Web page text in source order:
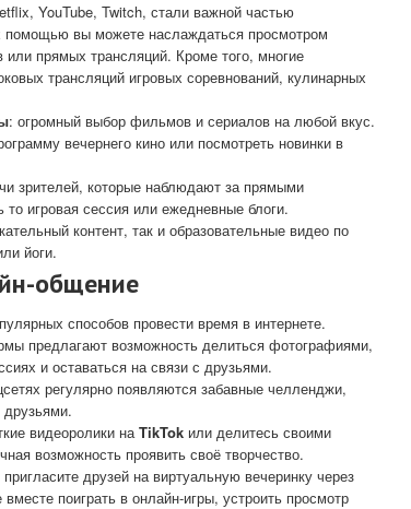
YouTube, Twitch, стали важной частью
помощью вы можете наслаждаться просмотром
прямых трансляций. Кроме того, многие
трансляций игровых соревнований, кулинарных
: огромный выбор фильмов и сериалов на любой вкус.
вечернего кино или посмотреть новинки в
зрителей, которые наблюдают за прямыми
игровая сессия или ежедневные блоги.
контент, так и образовательные видео по
йоги.
общение
способов провести время в интернете.
предлагают возможность делиться фотографиями,
и оставаться на связи с друзьями.
регулярно появляются забавные челленджи,
видеоролики наTikTok или делитесь своими
возможность проявить своё творчество.
пригласите друзей на виртуальную вечеринку через
поиграть в онлайн-игры, устроить просмотр